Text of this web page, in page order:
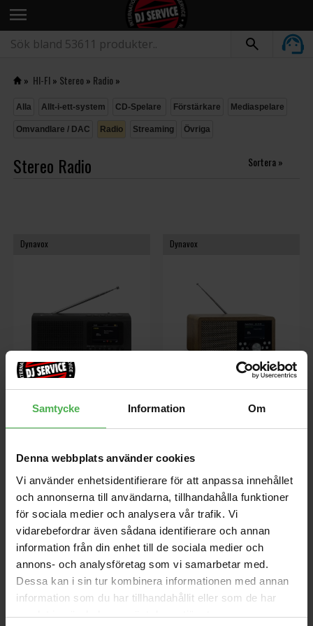
Samtycke Information Om
Denna webbplats använder cookies
Vi använder enhetsidentifierare för att anpassa innehållet
och annonserna till användarna, tillhandahålla funktioner
för sociala medier och analysera vår trafik. Vi
vidarebefordrar även sådana identifierare och annan
information från din enhet till de sociala medier och
annons- och analysföretag som vi samarbetar med.
Dessa kan i sin tur kombinera informationen med annan
information som du har tillhandahållit eller som de har
samlat in när du har använt deras tjänster.
menu
» HI-FI» Stereo» Radio»
Alla Allt-i-ett-system CD-Spelare Förstärkare Mediaspelare
Omvandlare / DAC Radio Streaming Övriga
Stereo Radio Sortera »
Dynavox
Portabel DAB+/FM-radio med
Två alarm, 40 minnesplatser,
eller nätdrift, 3 W effekt,
Kompakt format 190 x 90 x 45
699 kr
store local_shipping
Dynavox
with Bluetooth 5.3, USB and
function, clear 2.8" color display
5 hours of playtime. Stylish MDF
cabinet with wood finish and
powerful 5 W sound.
1295 kr
store local_shipping
FiiO FiiO Nyhet